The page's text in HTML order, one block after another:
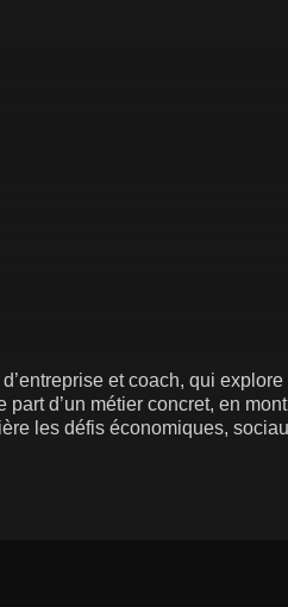
et coach, qui
d’un métier concret, en
les défis économiques,